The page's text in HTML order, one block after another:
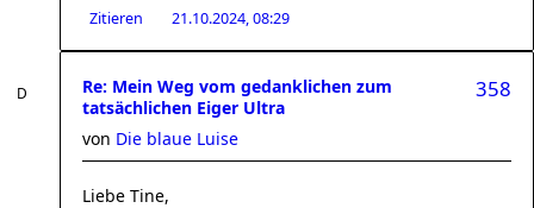
Zitieren 21.10.2024, 08:29
Re: Mein Weg vom gedanklichen zum
tatsächlichen Eiger Ultra
358
von Die blaue Luise
Liebe Tine,